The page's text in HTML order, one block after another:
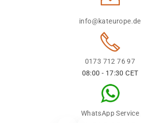
info@kateurope.de
0173 712 76 97
08:00 - 17:30 CET
WhatsApp Service